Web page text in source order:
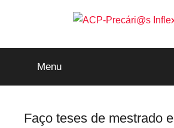
ACP-
Precári@s
Inflexíveis
Menu
Faço teses de mestrado e